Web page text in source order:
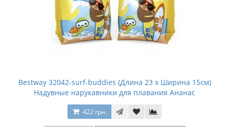
Bestway 32042-surf-buddies (Длина 23 x Ширина 15см)
Надувные нарукавники для плавания Ананас
422 грн.